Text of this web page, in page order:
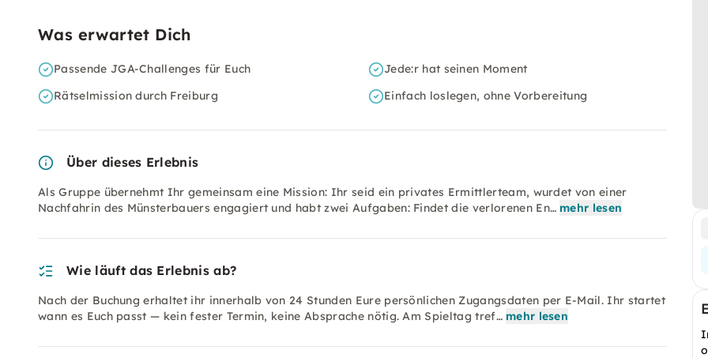
Was erwartet Dich
Passende JGA-Challenges für Euch
Jede:r hat seinen Moment
Rätselmission durch Freiburg
Einfach loslegen, ohne Vorbereitung
Über dieses Erlebnis
Als Gruppe übernehmt Ihr gemeinsam eine Mission: Ihr seid ein privates Ermittlerteam, wurdet von einer
Nachfahrin des Münsterbauers engagiert und habt zwei Aufgaben: Findet die verlorenen En… mehr lesen
Wie läuft das Erlebnis ab?
Nach der Buchung erhaltet ihr innerhalb von 24 Stunden Eure persönlichen Zugangsdaten per E-Mail. Ihr startet
wann es Euch passt — kein fester Termin, keine Absprache nötig. Am Spieltag tref… mehr lesen